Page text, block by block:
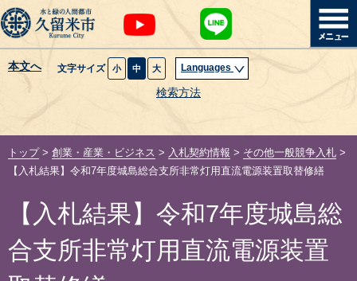
本文へ 文字サイズ 小 中 大 Languages
検索方法
暮らし・届出
健康・医療・福祉
観光魅力・イベント
創業・産業・ビジネス
トップ> 創業・産業・ビジネス > 入札契約情報 > その他一般競争入札 >
【入札結果】令和7年度城島総合支所非常灯用直流電源装置取替修繕
【入札結果】令和7年度城島総
合支所非常灯用直流電源装置